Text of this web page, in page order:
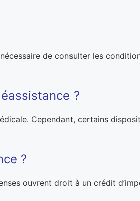
de consulter les
?
Cependant, certains
?
ouvrent droit à un crédit